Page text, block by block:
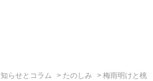
らせとコラム たのしみ 梅雨明けと桃